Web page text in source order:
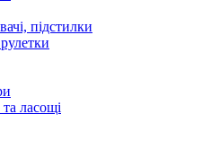
підстилки
ласощі